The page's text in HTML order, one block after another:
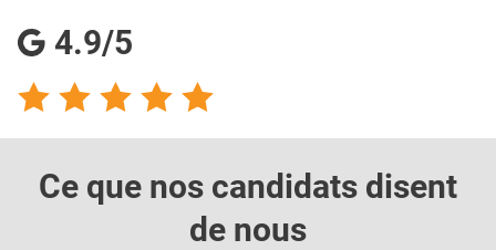
4.9/5
Ce que nos candidats disent
de nous